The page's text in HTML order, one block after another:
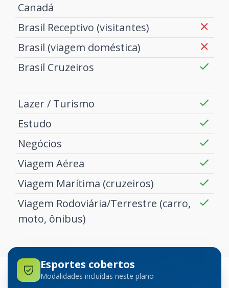
Canadá
Brasil Receptivo (visitantes)
Brasil (viagem doméstica)
Brasil Cruzeiros
Lazer / Turismo
Estudo
Negócios
Viagem Aérea
Viagem Marítima (cruzeiros)
Viagem Rodoviária/Terrestre (carro,
moto, ônibus)
Esportes cobertos
Modalidades incluídas neste plano